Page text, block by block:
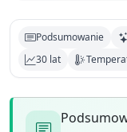
Podsumowanie
30 lat